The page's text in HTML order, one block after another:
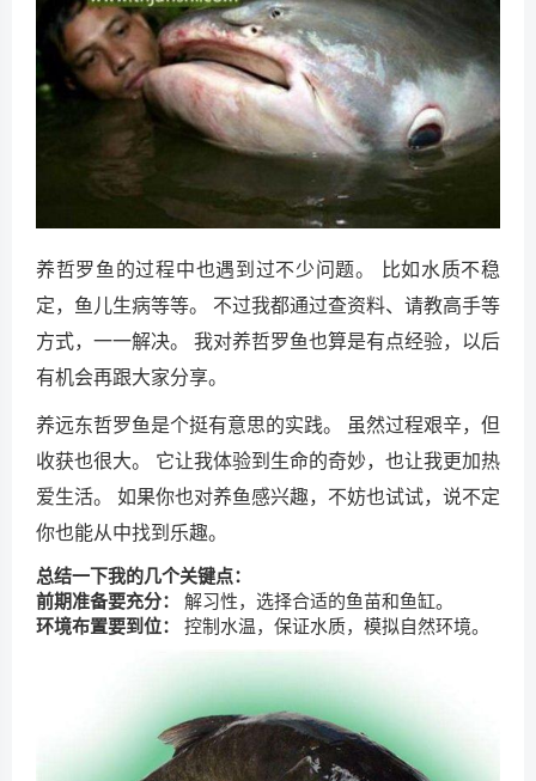
养哲罗鱼的过程中也遇到过不少问题。 比如水质不稳
定，鱼儿生病等等。 不过我都通过查资料、请教高手等
方式，一一解决。 我对养哲罗鱼也算是有点经验，以后
有机会再跟大家分享。
养远东哲罗鱼是个挺有意思的实践。 虽然过程艰辛，但
收获也很大。 它让我体验到生命的奇妙，也让我更加热
爱生活。 如果你也对养鱼感兴趣，不妨也试试，说不定
你也能从中找到乐趣。
总结一下我的几个关键点：
前期准备要充分：
解习性，选择合适的鱼苗和鱼缸。
环境布置要到位：
控制水温，保证水质，模拟自然环境。